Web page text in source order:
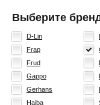
Выберите
D-Lin
Frap
Frud
Gappo
Gerhans
Haiba